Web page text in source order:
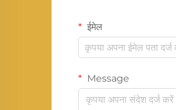
ईमेल
Message